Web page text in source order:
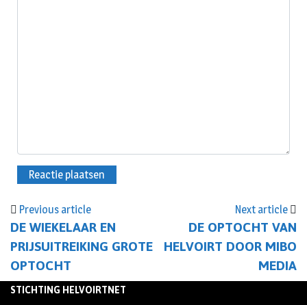
Previous article
DE WIEKELAAR EN
PRIJSUITREIKING GROTE
OPTOCHT
Next article
DE OPTOCHT VAN
HELVOIRT DOOR MIBO
MEDIA
STICHTING HELVOIRTNET